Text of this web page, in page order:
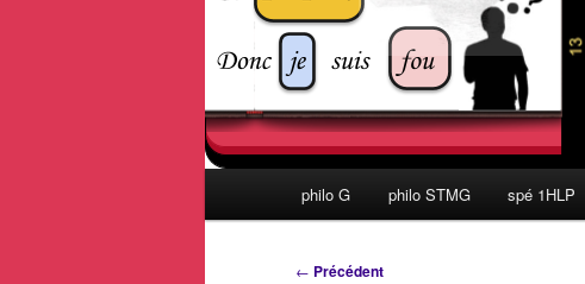
philo G philo STMG spé 1HLP
Navigation
← Précédent